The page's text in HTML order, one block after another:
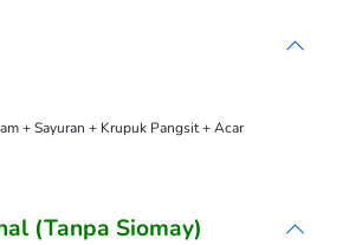
+ Sayuran + Krupuk Pangsit + Acar
(Tanpa Siomay)